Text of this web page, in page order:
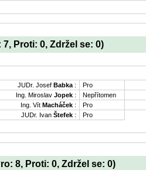
7, Proti: 0, Zdržel se: 0)
JUDr. Josef Babka : Pro
Ing. Miroslav Jopek : Nepřítomen
Ing. Vít Macháček : Pro
JUDr. Ivan Štefek : Pro
8, Proti: 0, Zdržel se: 0)